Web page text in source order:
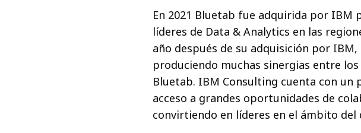
En 2021 Bluetab fue adquirida por IBM
líderes de Data & Analytics en las
año después de su adquisición por
produciendo muchas sinergias entre
Bluetab. IBM Consulting cuenta con un
acceso a grandes oportunidades de
convirtiendo en líderes en el ámbito del